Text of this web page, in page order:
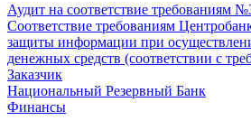
Аудит на соответствие требованиям
Соответствие требованиям
защиты информации при
денежных средств (соответствии с
Заказчик
Национальный Резервный Банк
Финансы